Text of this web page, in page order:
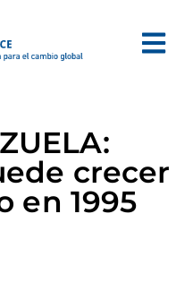
crecer
en 1995